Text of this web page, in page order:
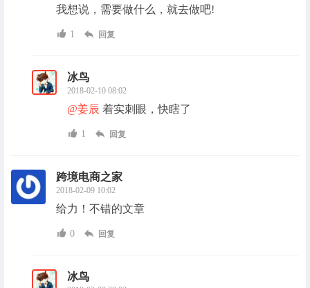
我想说，需要做什么，就去做吧!
1 回复
冰鸟
2018-02-10 08:02
@姜辰 着实刺眼，快瞎了
1 回复
跨境电商之家
2018-02-09 10:02
给力！不错的文章
0 回复
冰鸟